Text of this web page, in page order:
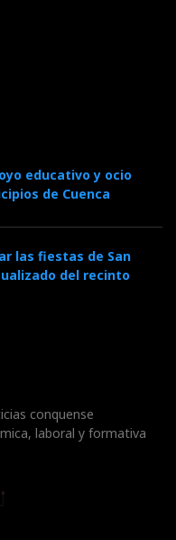
educativo y ocio
de Cuenca
las fiestas de San
del recinto
conquense
laboral y formativa